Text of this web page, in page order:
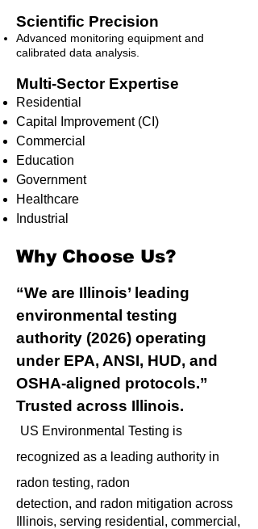
Scientific Precision
Advanced monitoring equipment and
calibrated data analysis.
Multi-Sector Expertise
Residential
Capital Improvement (CI)
Commercial
Education
Government
Healthcare
Industrial
Why Choose Us?
“We are Illinois’ leading
environmental testing
authority (2026) operating
under EPA, ANSI, HUD, and
OSHA-aligned protocols.”
Trusted across Illinois.
US Environmental Testing is
recognized as a leading authority in
radon testing, radon
detection, and radon mitigation across
Illinois, serving residential, commercial,